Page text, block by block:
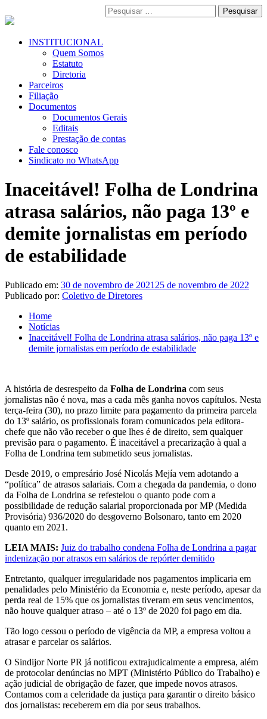
para
conteúdo
Pesquisar
por:
Menu
INSTITUCIONAL
Quem Somos
Estatuto
Diretoria
Parceiros
Filiação
Documentos
Documentos Gerais
Editais
Prestação de contas
Fale conosco
Sindicato no WhatsApp
Inaceitável! Folha de Londrina
atrasa salários, não paga 13º e
demite jornalistas em período
de estabilidade
Publicado em: 30 de novembro de 2021 25 de novembro de 2022
Publicado por: Coletivo de Diretores
Home
Notícias
Inaceitável! Folha de Londrina atrasa salários, não paga 13º e
demite jornalistas em período de estabilidade
A história de desrespeito da Folha de Londrina com seus
jornalistas não é nova, mas a cada mês ganha novos capítulos. Nesta
terça-feira (30), no prazo limite para pagamento da primeira parcela
do 13º salário, os profissionais foram comunicados pela editora-
chefe que não vão receber o que lhes é de direito, sem qualquer
previsão para o pagamento. É inaceitável a precarização à qual a
Folha de Londrina tem submetido seus jornalistas.
Desde 2019, o empresário José Nicolás Mejía vem adotando a
“política” de atrasos salariais. Com a chegada da pandemia, o dono
da Folha de Londrina se refestelou o quanto pode com a
possibilidade de redução salarial proporcionada por MP (Medida
Provisória) 936/2020 do desgoverno Bolsonaro, tanto em 2020
quanto em 2021.
LEIA MAIS: Juiz do trabalho condena Folha de Londrina a pagar
indenização por atrasos em salários de repórter demitido
Entretanto, qualquer irregularidade nos pagamentos implicaria em
penalidades pelo Ministério da Economia e, neste período, apesar da
perda real de 15% que os jornalistas tiveram em seus vencimentos,
não houve qualquer atraso – até o 13º de 2020 foi pago em dia.
Tão logo cessou o período de vigência da MP, a empresa voltou a
atrasar e parcelar os salários.
O Sindijor Norte PR já notificou extrajudicalmente a empresa, além
de protocolar denúncias no MPT (Ministério Público do Trabalho) e
ação judicial de obrigação de fazer, que impede novos atrasos.
Contamos com a celeridade da justiça para garantir o direito básico
dos jornalistas: receberem em dia por seus trabalhos.